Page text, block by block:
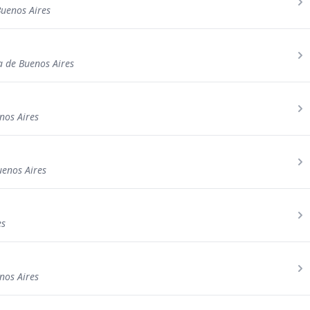
Aires
de Buenos Aires
Aires
Aires
Aires